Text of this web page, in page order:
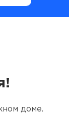
доме.